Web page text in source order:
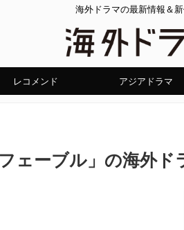
海外ドラマの最新情報＆
レコメンド アジアドラマ
ェーブル」の海外ド